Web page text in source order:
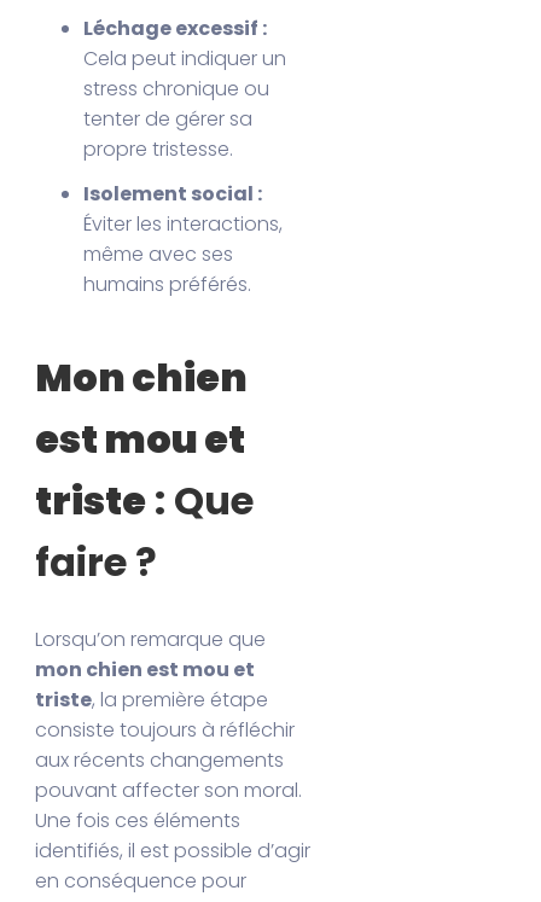
Léchage excessif :
Cela peut indiquer un
stress chronique ou
tenter de gérer sa
propre tristesse.
Isolement social :
Éviter les interactions,
même avec ses
humains préférés.
Mon chien
est mou et
triste: Que
faire ?
Lorsqu’on remarque que
mon chien est mou et
triste, la première étape
consiste toujours à réfléchir
aux récents changements
pouvant affecter son moral.
Une fois ces éléments
identifiés, il est possible d’agir
en conséquence pour